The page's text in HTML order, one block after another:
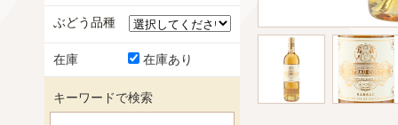
ぶどう品種
在庫 在庫あり
キーワードで検索